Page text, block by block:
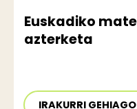
Euskadiko
azterketa
IRAKURRI GEHIAGO